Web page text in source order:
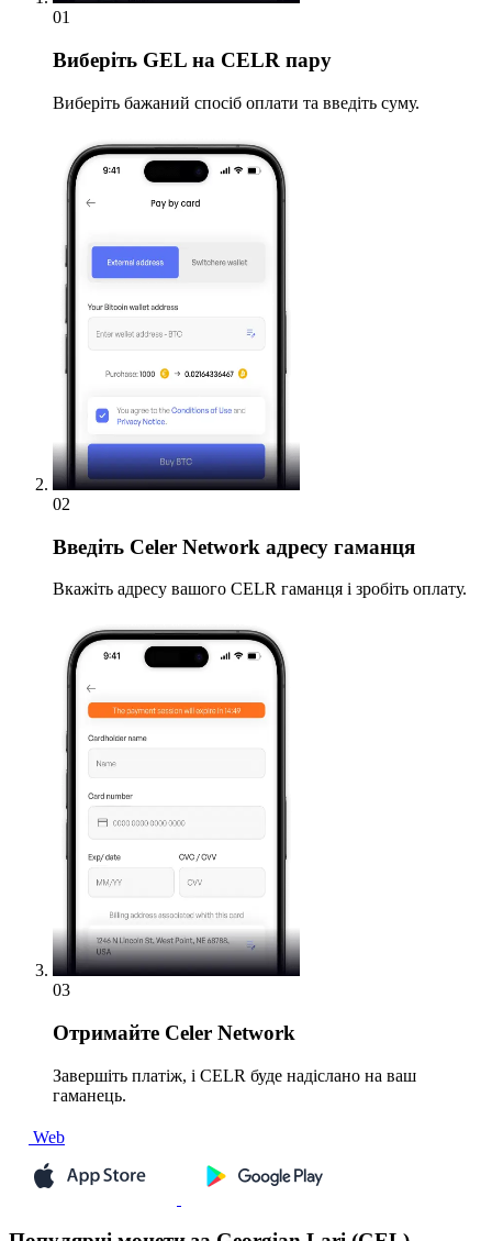
01
Виберіть GEL на CELR пару
Виберіть бажаний спосіб оплати та введіть суму.
02
Введіть Celer Network адресу гаманця
Вкажіть адресу вашого CELR гаманця і зробіть оплату.
03
Отримайте Celer Network
Завершіть платіж, і CELR буде надіслано на ваш
гаманець.
Web